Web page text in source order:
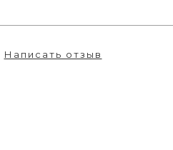
Написать отзыв